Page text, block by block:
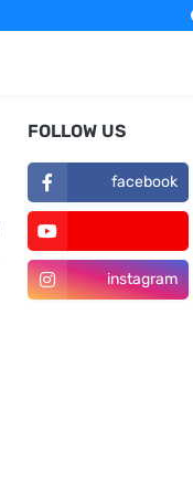
FOLLOW US
facebook
instagram